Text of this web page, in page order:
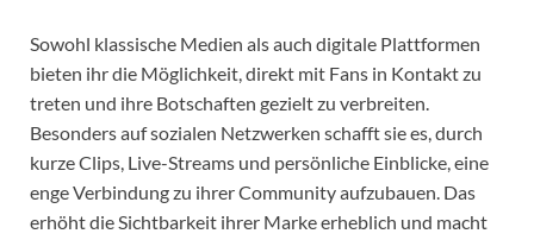
Sowohl klassische Medien als auch digitale Plattformen
bieten ihr die Möglichkeit, direkt mit Fans in Kontakt zu
treten und ihre Botschaften gezielt zu verbreiten.
Besonders auf sozialen Netzwerken schafft sie es, durch
kurze Clips, Live-Streams und persönliche Einblicke, eine
enge Verbindung zu ihrer Community aufzubauen. Das
erhöht die Sichtbarkeit ihrer Marke erheblich und macht